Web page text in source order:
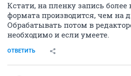
Кстати, на пленку запись более
формата производится, чем на
Обрабатывать потом в
необходимо и если умеете.
ОТВЕТИТЬ